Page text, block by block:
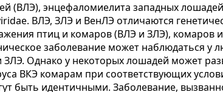
(ВЛЭ), энцефаломиелита западных
ВЛЭ, ЗЛЭ и ВенЛЭ отличаются
птиц и комаров (ВЛЭ и ЗЛЭ), комаров
заболевание может наблюдаться у
Однако у некоторых лошадей может
ВКЭ комарам при соответствующих
быть идентичными. Заболевание,